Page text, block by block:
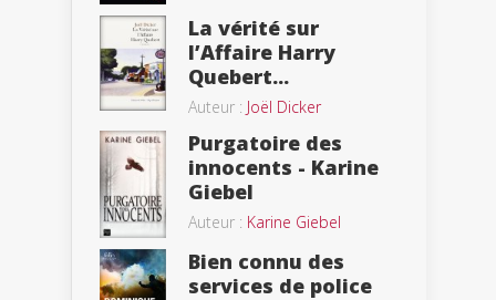
La vérité sur
l’Affaire Harry
Quebert...
Auteur : Joël Dicker
Purgatoire des
innocents - Karine
Giebel
Auteur : Karine Giebel
Bien connu des
services de police